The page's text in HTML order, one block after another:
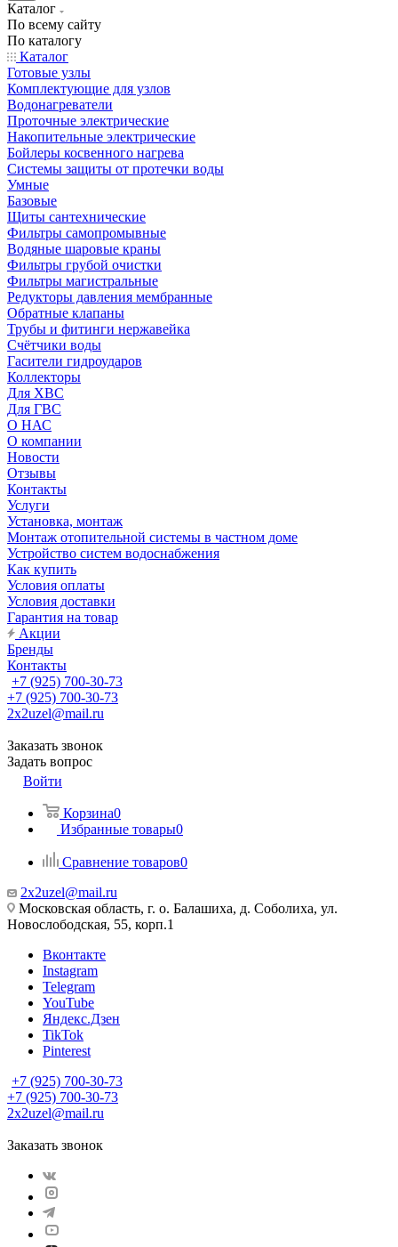
Каталог
По всему сайту
По каталогу
Каталог
Готовые узлы
Комплектующие для узлов
Водонагреватели
Проточные электрические
Накопительные электрические
Бойлеры косвенного нагрева
Системы защиты от протечки воды
Умные
Базовые
Щиты сантехнические
Фильтры самопромывные
Водяные шаровые краны
Фильтры грубой очистки
Фильтры магистральные
Редукторы давления мембранные
Обратные клапаны
Трубы и фитинги нержавейка
Счётчики воды
Гасители гидроударов
Коллекторы
Для ХВС
Для ГВС
О НАС
О компании
Новости
Отзывы
Контакты
Услуги
Установка, монтаж
Монтаж отопительной системы в частном доме
Устройство систем водоснабжения
Как купить
Условия оплаты
Условия доставки
Гарантия на товар
Акции
Бренды
Контакты
+7 (925) 700-30-73
+7 (925) 700-30-73
2x2uzel@mail.ru
Заказать звонок
Задать вопрос
Войти
Корзина0
Избранные товары0
Сравнение товаров0
2x2uzel@mail.ru
Московская область, г. о. Балашиха, д. Соболиха, ул.
Новослободская, 55, корп.1
Вконтакте
Instagram
Telegram
YouTube
Яндекс.Дзен
TikTok
Pinterest
+7 (925) 700-30-73
+7 (925) 700-30-73
2x2uzel@mail.ru
Заказать звонок